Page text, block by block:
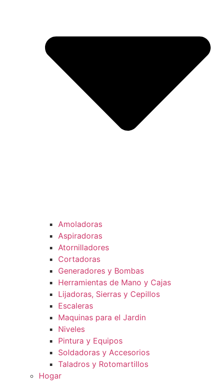
Amoladoras
Aspiradoras
Atornilladores
Cortadoras
Generadores y Bombas
Herramientas de Mano y Cajas
Lijadoras, Sierras y Cepillos
Escaleras
Maquinas para el Jardin
Niveles
Pintura y Equipos
Soldadoras y Accesorios
Taladros y Rotomartillos
Hogar